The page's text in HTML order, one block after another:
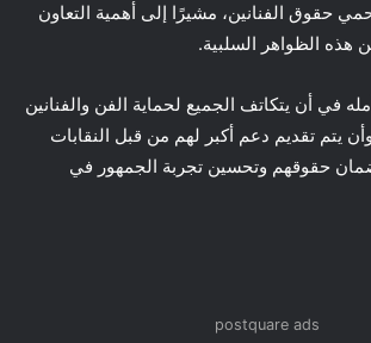
حقوق الفنانين، مشيرًا إلى أهمية التعاون
الظواهر السلبية.
في أن يتكاتف الجميع لحماية الفن والفنانين
يتم تقديم دعم أكبر لهم من قبل النقابات
حقوقهم وتحسين تجربة الجمهور في
postquare ads